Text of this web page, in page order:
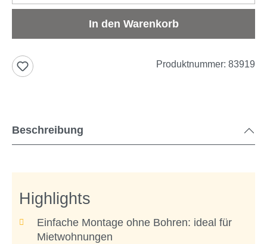
In den Warenkorb
Produktnummer: 83919
Beschreibung
Highlights
Einfache Montage ohne Bohren: ideal für
Mietwohnungen